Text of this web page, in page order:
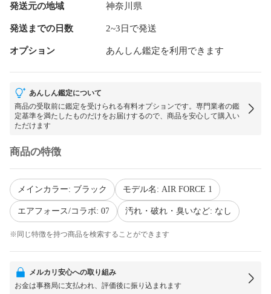
発送元の地域 神奈川県
発送までの日数 2~3日で発送
オプション あんしん鑑定を利用できます
あんしん鑑定について
商品の受取前に鑑定を受けられる有料オプションです。専門業者の鑑
定基準を満たしたものだけをお届けするので、商品を安心して購入い
ただけます
商品の特徴
メインカラー: ブラック モデル名: AIR FORCE 1
エアフォース/コラボ: 07 汚れ・破れ・臭いなど: なし
※同じ特徴を持つ商品を検索することができます
メルカリ安心への取り組み
お金は事務局に支払われ、評価後に振り込まれます